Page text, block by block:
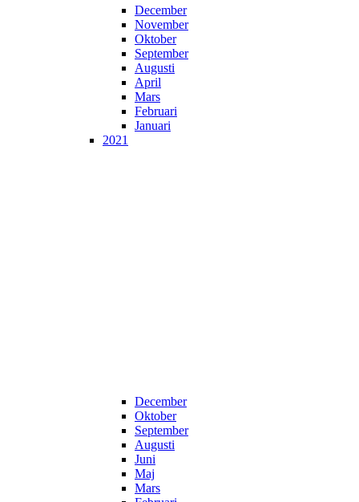
December
November
Oktober
September
Augusti
April
Mars
Februari
Januari
2021
December
Oktober
September
Augusti
Juni
Maj
Mars